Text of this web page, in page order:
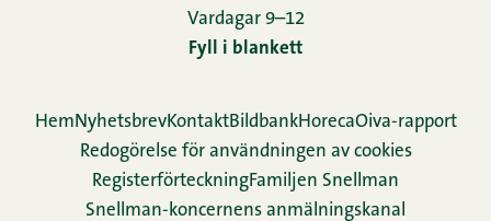
Vardagar 9–12
Fyll i blankett
HemNyhetsbrevKontaktBildbankHorecaOiva-rapport
Redogörelse för användningen av cookies
Re­gis­ter­för­teck­ningFamiljen Snellman
Snellman-koncernens anmälningskanal